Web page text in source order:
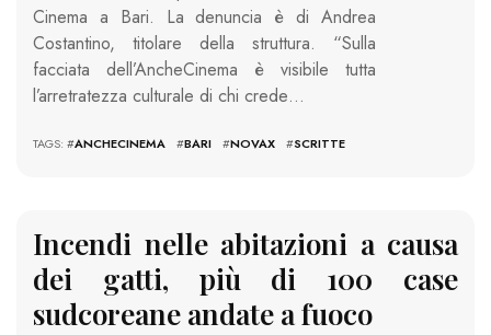
Cinema a Bari. La denuncia è di Andrea
Costantino, titolare della struttura. “Sulla
facciata dell’AncheCinema è visibile tutta
l’arretratezza culturale di chi crede…
TAGS: #ANCHECINEMA #BARI #NOVAX #SCRITTE
Incendi nelle abitazioni a causa
dei gatti, più di 100 case
sudcoreane andate a fuoco